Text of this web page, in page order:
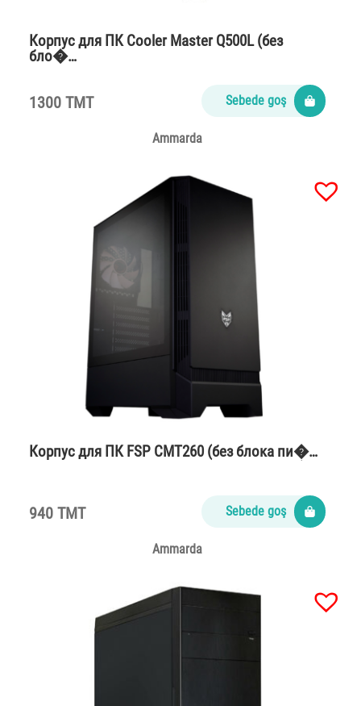
Корпус для ПК Cooler Master Q500L (без
бло�…
1300 TMT Sebede goş
Ammarda
Корпус для ПК FSP CMT260 (без блока пи�…
940 TMT Sebede goş
Ammarda